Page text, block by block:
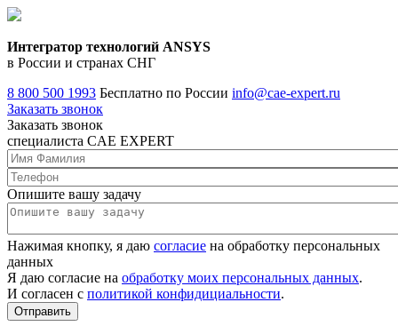
Интегратор технологий ANSYS
в России и странах СНГ
8 800 500 1993 Бесплатно по России info@cae-expert.ru
Заказать звонок
Заказать звонок
специалиста CAE EXPERT
Опишите вашу задачу
Нажимая кнопку, я даю согласие на обработку персональных
данных
Я даю согласие на обработку моих персональных данных.
И согласен с политикой конфидициальности.